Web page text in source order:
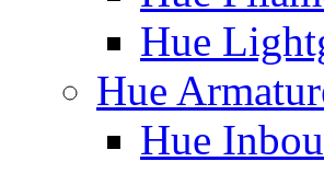
Hue
Hue
Hue